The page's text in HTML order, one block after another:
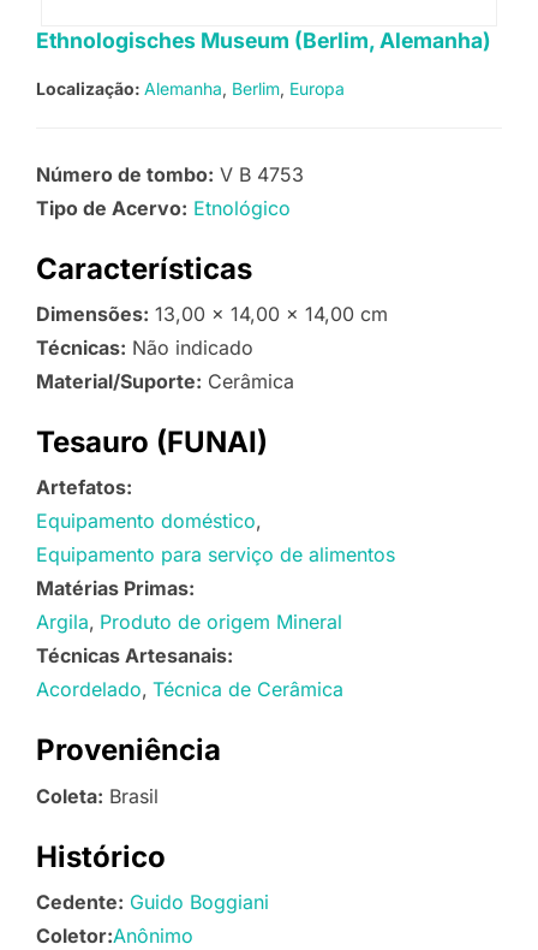
Ethnologisches Museum (Berlim, Alemanha)
Localização: Alemanha Berlim Europa
Número de tombo: V B 4753
Tipo de Acervo: Etnológico
Características
Dimensões: 13,00 x 14,00 x 14,00 cm
Técnicas: Não indicado
Material/Suporte: Cerâmica
Tesauro (FUNAI)
Artefatos:
Equipamento doméstico
Equipamento para serviço de alimentos
Matérias Primas:
Argila Produto de origem Mineral
Técnicas Artesanais:
Acordelado Técnica de Cerâmica
Proveniência
Coleta: Brasil
Histórico
Cedente: Guido Boggiani
Coletor:Anônimo